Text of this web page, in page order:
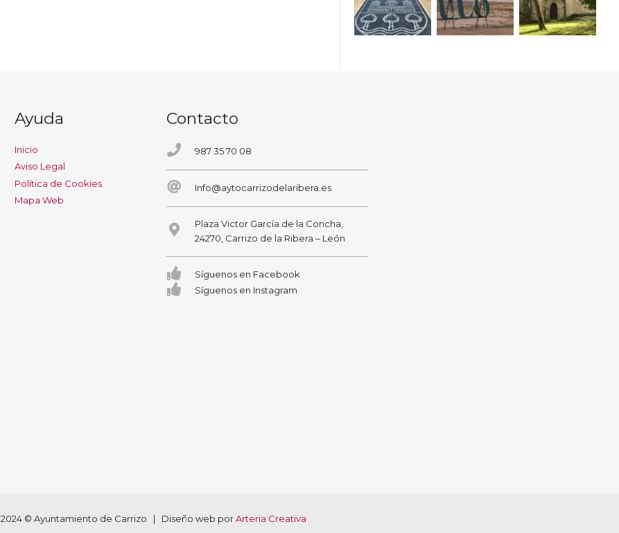
Ayuda
Inicio
Aviso Legal
Política de Cookies
Mapa Web
Contacto
987 35 70 08
Info@aytocarrizodelaribera.es
Plaza Victor García de la Concha,
24270, Carrizo de la Ribera – León
Síguenos en Facebook
Síguenos en Instagram
2024 © Ayuntamiento de Carrizo | Diseño web porArteria Creativa